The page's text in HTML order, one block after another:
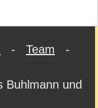
- Team -
Buhlmann und